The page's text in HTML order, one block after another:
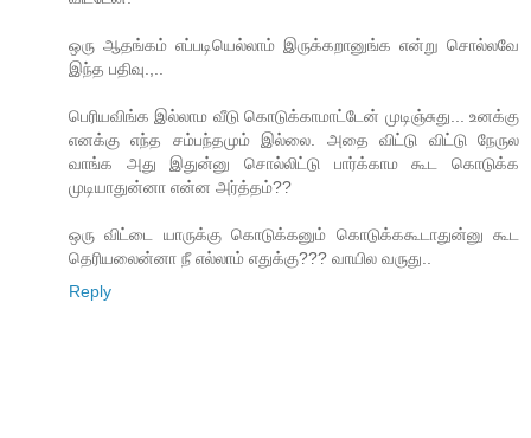
ஒரு ஆதங்கம் எப்படியெல்லாம் இருக்கறானுங்க என்று சொல்லவே
இந்த பதிவு.,..
பெரியவிங்க இல்லாம வீடு கொடுக்காமாட்டேன் முடிஞ்சுது... உனக்கு
எனக்கு எந்த சம்பந்தமும் இல்லை. அதை விட்டு விட்டு நேருல
வாங்க அது இதுன்னு சொல்லிட்டு பார்க்காம கூட கொடுக்க
முடியாதுன்னா என்ன அர்த்தம்??
ஒரு விட்டை யாருக்கு கொடுக்கனும் கொடுக்ககூடாதுன்னு கூட
தெரியலைன்னா நீ எல்லாம் எதுக்கு??? வாயில வருது..
Reply